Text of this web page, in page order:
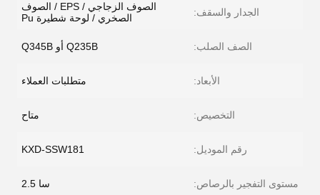
الجدار والسقف:
الصوف الزجاجي / EPS / الصوف
الصخري / لوحة شطيرة Pu
الصف الصلب: Q235B أو Q345B
الأبعاد: متطلبات العملاء
التخصيص: متاح
رقم الموديل: KXD-SSW181
مستوى التفجير بالرصاص: سا 2.5